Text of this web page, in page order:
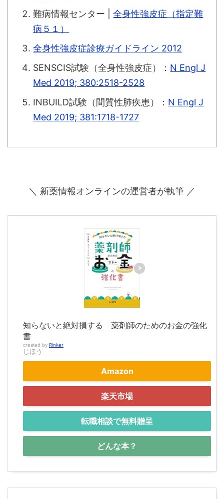
難病情報センター |全身性強皮症（指定難
病５１）
全身性強皮症診療ガイドライン 2012
SENSCIS試験（全身性強皮症）： N Engl J
Med 2019; 380:2518-2528
INBUILD試験（間質性肺疾患）： N Engl J
Med 2019; 381:1718-1727
＼ 新薬情報オンラインの運営者が執筆 ／
知らないと絶対損する 薬剤師のためのお金の強化
書
created by Rinker
じほう
Amazon
楽天市場
転職相談で無料贈呈
どんな本？